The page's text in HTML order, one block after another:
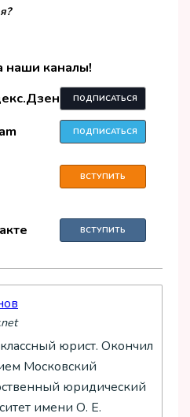
наши каналы!
ПОДПИСАТЬСЯ
ПОДПИСАТЬСЯ
ВСТУПИТЬ
ВСТУПИТЬ
юрист. Окончил
Московский
юридический
имени О. Е.